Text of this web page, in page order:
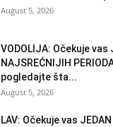
August 5, 2026
VODOLIJA: Očekuje vas
NAJSREĆNIJIH
pogledajte šta...
August 5, 2026
LAV: Očekuje vas